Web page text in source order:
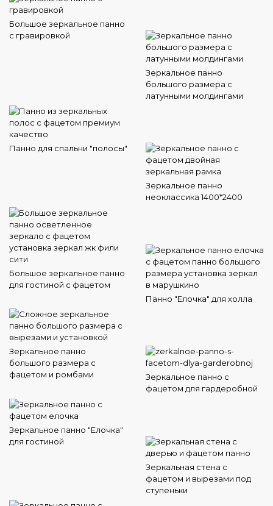
Большое зеркальное панно
с гравировкой
Зеркальное панно
большого размера с
латунными молдингами
Панно для спальни "полосы"
Зеркальное панно
неоклассика 1400*2400
Большое зеркальное панно
для гостиной с фацетом
Панно "Елочка" для холла
Зеркальное панно
большого размера с
фацетом и ромбами
Зеркальное панно с
фацетом для гардеробной
Зеркальное панно "Елочка"
для гостиной
Зеркальная стена с
фацетом и вырезами под
ступеньки